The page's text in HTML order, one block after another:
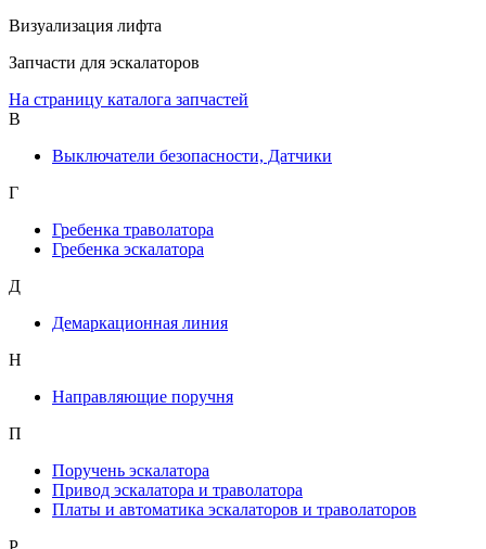
Визуализация лифта
Запчасти для эскалаторов
На страницу каталога запчастей
В
Выключатели безопасности, Датчики
Г
Гребенка траволатора
Гребенка эскалатора
Д
Демаркационная линия
Н
Направляющие поручня
П
Поручень эскалатора
Привод эскалатора и траволатора
Платы и автоматика эскалаторов и траволаторов